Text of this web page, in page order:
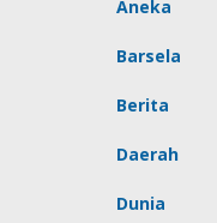
Aneka
Barsela
Berita
Daerah
Dunia